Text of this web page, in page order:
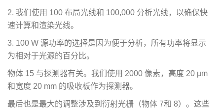
2. 我们使用 100 布局光线和 100,000 分析光线，以确保快
速计算和渲染光线。
3. 100 W 源功率的选择是因为便于分析，所有功率将显示
为相对于光源的百分比。
物体 15 与探测器有关。我们使用 2000 像素，高度 20 µm
和宽度 20 mm 的吸收板作为探测器。
最后也是最大的调整涉及到衍射光栅（物体 7和 8）。这些